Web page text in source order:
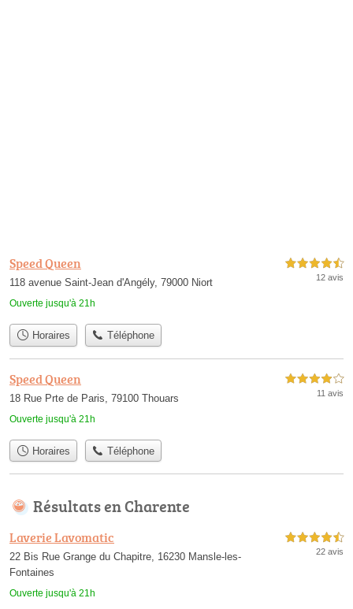
Speed Queen
118 avenue Saint-Jean d'Angély, 79000 Niort
Ouverte jusqu'à 21h
4,5 étoiles sur 5
12 avis
Horaires Téléphone
Speed Queen
18 Rue Prte de Paris, 79100 Thouars
Ouverte jusqu'à 21h
4,0 étoiles sur 5
11 avis
Horaires Téléphone
Résultats en Charente
Laverie Lavomatic
22 Bis Rue Grange du Chapitre, 16230 Mansle-les-
Fontaines
Ouverte jusqu'à 21h
4,5 étoiles sur 5
22 avis